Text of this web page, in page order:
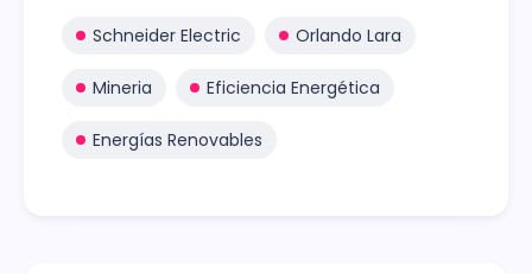
Schneider Electric Orlando Lara
Mineria Eficiencia Energética
Energías Renovables